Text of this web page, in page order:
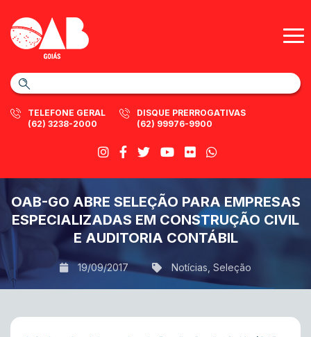
TELEFONE GERAL
(62) 3238-2000
DISQUE PRERROGATIVAS
(62) 99976-9900
OAB-GO ABRE SELEÇÃO PARA EMPRESAS
ESPECIALIZADAS EM CONSTRUÇÃO CIVIL
E AUDITORIA CONTÁBIL
19/09/2017 Notícias Seleção